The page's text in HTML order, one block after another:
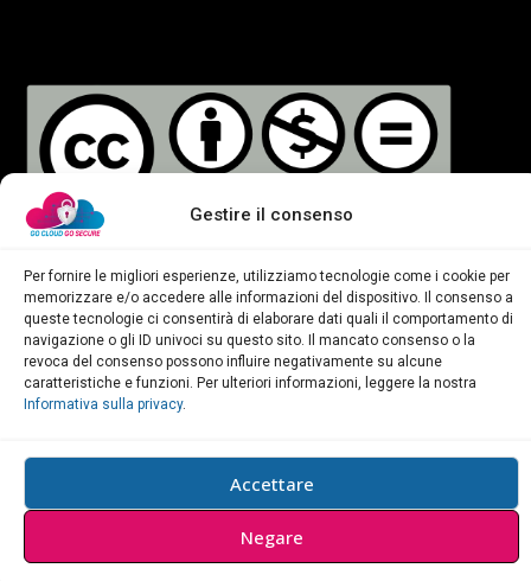
Gestire il consenso
Per fornire le migliori esperienze, utilizziamo tecnologie come i cookie per
memorizzare e/o accedere alle informazioni del dispositivo. Il consenso a
queste tecnologie ci consentirà di elaborare dati quali il comportamento di
navigazione o gli ID univoci su questo sito. Il mancato consenso o la
revoca del consenso possono influire negativamente su alcune
caratteristiche e funzioni. Per ulteriori informazioni, leggere la nostra
Informativa sulla privacy.
Accettare
Negare
Tutti i materiali prodotti nell’ambito di questo progetto
Erasmus+, compresi la Matrice, il modello e le risorse del
corso, sono resi disponibili con licenza Creative Commons
Attribution-NonCommercial-NoDerivatives 4.0International
(CC BY-NC-ND 4.0).
© 2024 Go Cloud! Go Secure! – Progettato e sviluppato da
ETE FAROSLtd.